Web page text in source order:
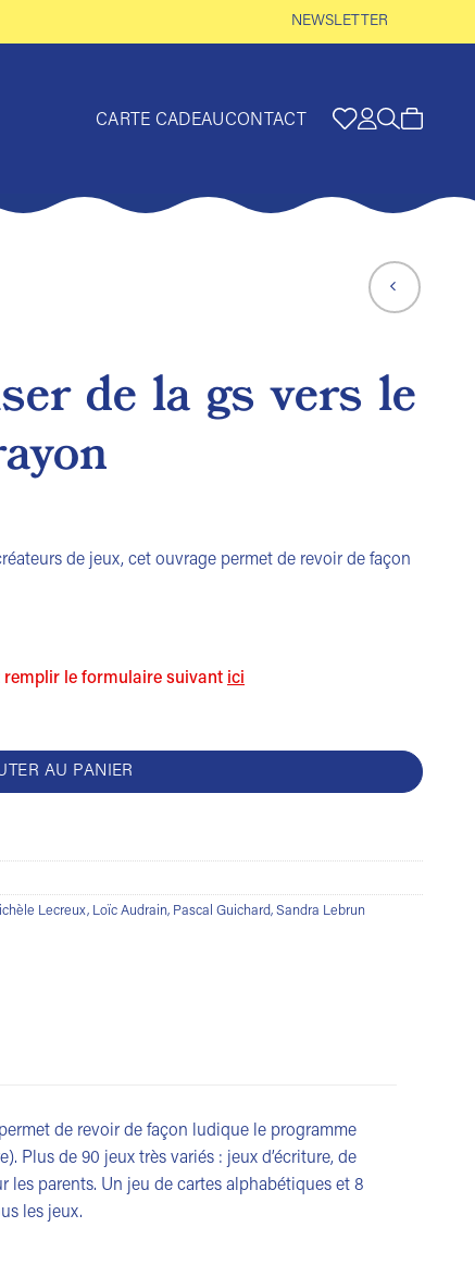
NEWSLETTER
CARTE CADEAUCONTACT
de la gs vers le
de jeux, cet ouvrage permet de revoir de façon
remplir le formulaire suivant ici
- avec un crayon
AU PANIER
Lecreux, Loïc Audrain, Pascal Guichard, Sandra Lebrun
de revoir de façon ludique le programme
Plus de 90 jeux très variés : jeux d’écriture, de
les parents. Un jeu de cartes alphabétiques et 8
les jeux.